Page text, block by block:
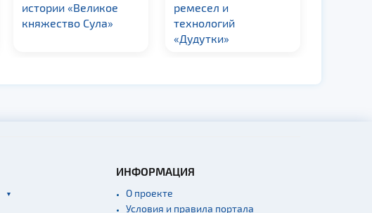
истории «Великое
княжество Сула»
ремесел и
технологий
«Дудутки»
ИНФОРМАЦИЯ
О проекте
Условия и правила портала